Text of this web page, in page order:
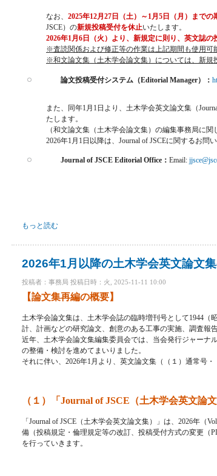
なお、 2025年12月27日（土）～1月5日（月）までの
JSCE）の新規投稿受付を休止いたします。
2026年1月6日（火）より、新規定に則り、英文誌の
※査読関係および修正等の作業は上記期間も使用可
※和文論文集（土木学会論文集）については、新規
論文投稿受付システム（Editorial Manager）：
また、同年1月1日より、土木学会英文論文集（
たします。
（和文論文集（土木学会論文集）の編集事務局に関
2026年1月1日以降は、Journal of JSCEに関するお問
Journal of JSCE Editorial Office：Email:
土木学会英文論文集（Journal of JSCE）2026年1月以降のお
もっと読む
2026年1月以降の土木学会英文論文
投稿者： 事務局 投稿日時：火, 2025-11-11 10:00
【論文集再編の概要】
土木学会論文集は、土木学会誌の臨時増刊号として1944
計、計画などの研究論文、創意のある工事の実施、調査報
近年、土木学会論文集編集委員会では、当会発行ジャーナ
の整備・検討を進めてまいりました。
それに伴い、2026年1月より、英文論文集（（１）通常号
（１）「Journal of JSCE（土木学会英文論
「Journal of JSCE（土木学会英文論文集）」は、2026年
備（投稿規定・倫理規定等の改訂、投稿受付方式の変更（
を行っていきます。